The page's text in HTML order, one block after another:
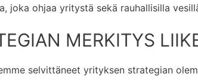
joka ohjaa yritystä sekä rauhallisilla
MERKITYS
selvittäneet yrityksen strategian